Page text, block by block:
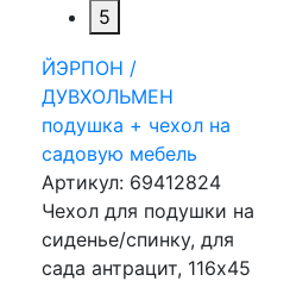
5
ЙЭРПОН /
ДУВХОЛЬМЕН
подушка + чехол на
садовую мебель
Артикул: 69412824
Чехол для подушки на
сиденье/спинку, для
сада антрацит, 116x45